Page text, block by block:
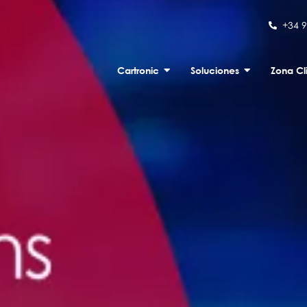
+34
Cartronic Soluciones Zona